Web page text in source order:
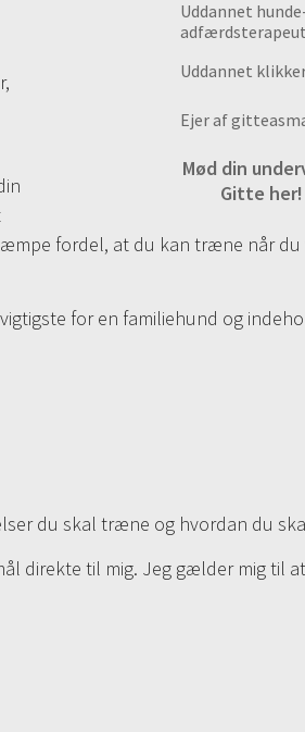
Uddannet
adfærdsterapeut
Uddannet
Ejer af
Mød din
Gitte her!
fordel, at du kan træne når
for en familiehund og
du skal træne og hvordan du
direkte til mig. Jeg gælder mig til